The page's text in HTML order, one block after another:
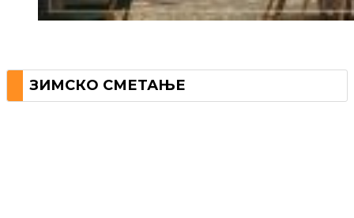
ЗИМСКО СМЕТАЊЕ